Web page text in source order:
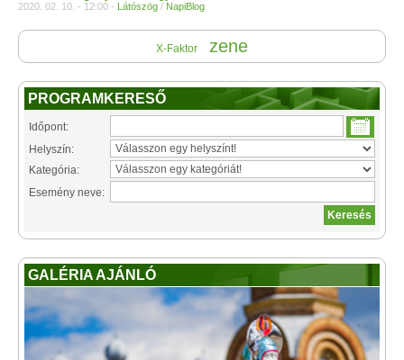
2020. 02. 10. - 12:00 - Látószög / NapiBlog
X-Faktor zene
PROGRAMKERESŐ
Időpont:
Helyszín:
Kategória:
Esemény neve:
GALÉRIA AJÁNLÓ